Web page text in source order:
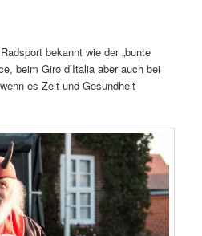
bekannt wie der „bunte
beim Giro d’Italia aber auch bei
es Zeit und Gesundheit